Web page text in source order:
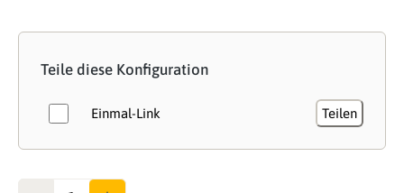
Teile diese Konfiguration
Einmal-Link Teilen